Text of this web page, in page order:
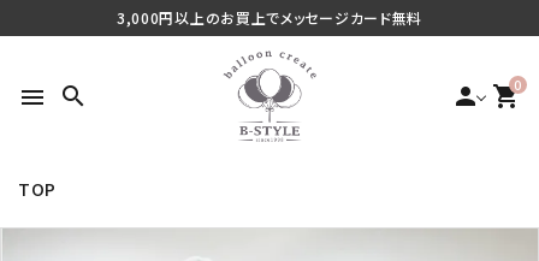
3,000円以上のお買上でメッセージカード無料
menu search person 0
shopping_cart
TOP